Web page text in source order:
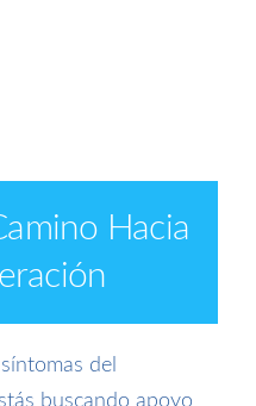
Hacia
del
buscando apoyo